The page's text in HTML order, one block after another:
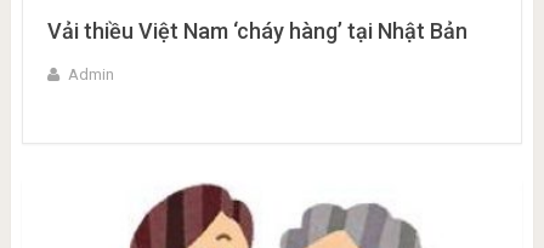
Vải thiều Việt Nam ‘cháy hàng’ tại Nhật Bản
Admin